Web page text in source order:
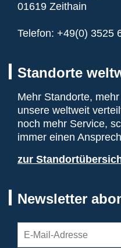
01619 Zeithain
Telefon: +49(0) 3525
Standorte
Mehr Standorte,
unsere weltweit
noch mehr Service,
immer einen
zur
Newsletter